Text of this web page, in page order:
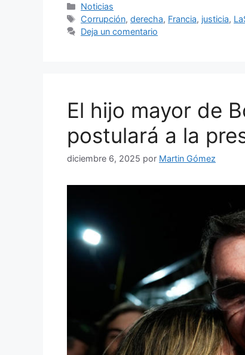
Categorías
Noticias
Etiquetas
Corrupción,derecha, Francia, justicia,
Deja un comentario
El hijo mayor de
postulará a la
diciembre 6, 2025 por Martin Gómez